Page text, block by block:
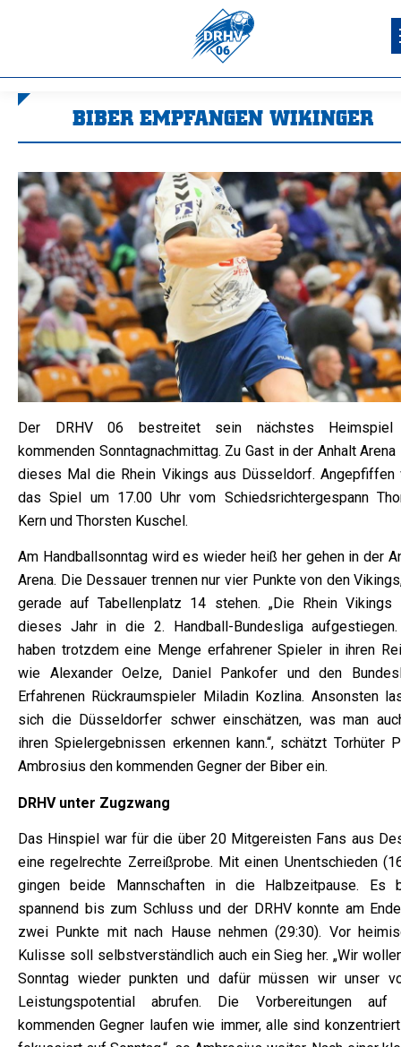
BIBER EMPFANGEN WIKINGER
Der DRHV 06 bestreitet sein nächstes Heimspiel
kommenden Sonntagnachmittag. Zu Gast in der Anhalt Arena
dieses Mal die Rhein Vikings aus Düsseldorf. Angepfiffen
das Spiel um 17.00 Uhr vom Schiedsrichtergespann
Kern und Thorsten Kuschel.
Am Handballsonntag wird es wieder heiß her gehen in der
Arena. Die Dessauer trennen nur vier Punkte von den
gerade auf Tabellenplatz 14 stehen. „Die Rhein Vikings
dieses Jahr in die 2. Handball-Bundesliga
haben trotzdem eine Menge erfahrener Spieler in ihren
wie Alexander Oelze, Daniel Pankofer und den
Erfahrenen Rückraumspieler Miladin Kozlina. Ansonsten
sich die Düsseldorfer schwer einschätzen, was man
ihren Spielergebnissen erkennen kann.“, schätzt Torhüter
Ambrosius den kommenden Gegner der Biber ein.
DRHV unter Zugzwang
Das Hinspiel war für die über 20 Mitgereisten Fans aus
eine regelrechte Zerreißprobe. Mit einen Unentschieden
gingen beide Mannschaften in die Halbzeitpause. Es
spannend bis zum Schluss und der DRHV konnte am
zwei Punkte mit nach Hause nehmen (29:30). Vor
Kulisse soll selbstverständlich auch ein Sieg her. „Wir
Sonntag wieder punkten und dafür müssen wir unser
Leistungspotential abrufen. Die Vorbereitungen auf
kommenden Gegner laufen wie immer, alle sind